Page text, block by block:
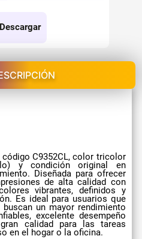
Descargar
C9352CL, color tricolor
y condición original en
Diseñada para ofrecer
de alta calidad con
vibrantes, definidos y
Es ideal para usuarios que
un mayor rendimiento
excelente desempeño
calidad para las tareas
en el hogar o la oficina.